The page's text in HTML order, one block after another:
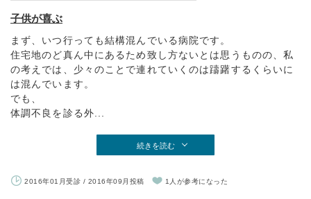
子供が喜ぶ
まず、いつ行っても結構混んでいる病院です。
住宅地のど真ん中にあるため致し方ないとは思うものの、私
の考えでは、少々のことで連れていくのは躊躇するくらいに
は混んでいます。
でも、
体調不良を診る外...
続きを読む
2016年01月受診 / 2016年09月投稿 1人が参考になった